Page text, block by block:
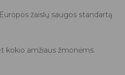
žaislų saugos standartą
kokio amžiaus žmonėms.